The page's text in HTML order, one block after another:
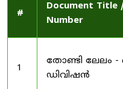
#
Document Title
Number
1
തോണ്ടി ലേലം -
ഡിവിഷൻ